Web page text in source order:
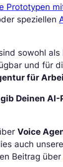
Prototypen
speziellen
sowohl als
und für
für
Deinen
Voice
auch
Beitrag über